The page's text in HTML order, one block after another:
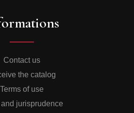
aussi que cet amour qui
dans les Mille et une Nuits
interprétée par tous les auteurs
non plus un vague
un vice que combattent à la
la cour de Louis XIV et que
Ce n’est pas non plus une
efféminé… Non c’est une
Contact us
the catalog
Terms of use
and jurisprudence